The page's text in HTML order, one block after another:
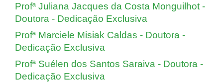
Profª Juliana Jacques da Costa Monguilhot -
Doutora - Dedicação Exclusiva
Profª Marciele Misiak Caldas - Doutora -
Dedicação Exclusiva
Profª Suélen dos Santos Saraiva - Doutora -
Dedicação Exclusiva